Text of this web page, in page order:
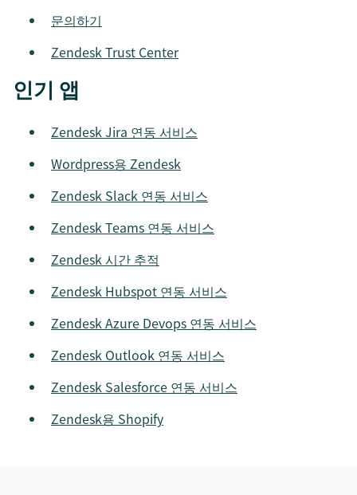
문의하기
Zendesk Trust Center
인기 앱
Zendesk Jira 연동 서비스
Wordpress용 Zendesk
Zendesk Slack 연동 서비스
Zendesk Teams 연동 서비스
Zendesk 시간 추적
Zendesk Hubspot 연동 서비스
Zendesk Azure Devops 연동 서비스
Zendesk Outlook 연동 서비스
Zendesk Salesforce 연동 서비스
Zendesk용 Shopify